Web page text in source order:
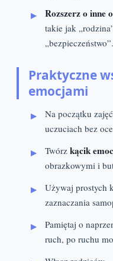
Rozszerz o inne
takie jak
„bezpieczeństwo”.
Praktyczne
emocjami
Na początku
uczuciach bez
Twórz kącik
obrazkowymi i
Używaj prostych
zaznaczania
Pamiętaj o
ruch, po ruchu